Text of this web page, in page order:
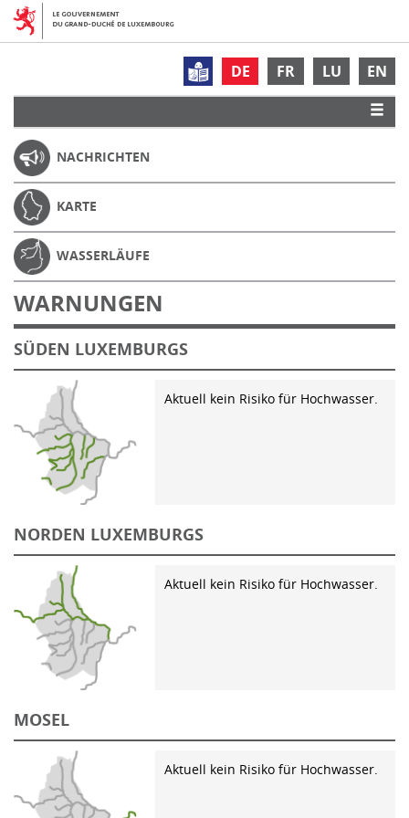
DE FR LU EN
NACHRICHTEN
KARTE
WASSERLÄUFE
WARNUNGEN
SÜDEN LUXEMBURGS
Aktuell kein Risiko für Hochwasser.
NORDEN LUXEMBURGS
Aktuell kein Risiko für Hochwasser.
MOSEL
Aktuell kein Risiko für Hochwasser.